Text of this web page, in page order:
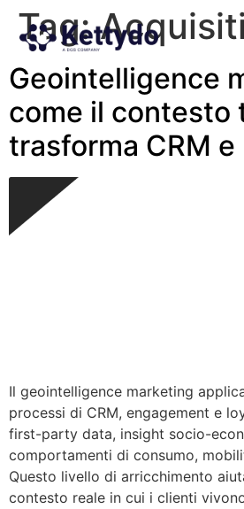
Tag:
Geointelligence
come il contesto
trasforma CRM
Il geointelligence marketing
processi di CRM, engagement e
first-party data, insight socio-
comportamenti di consumo,
Questo livello di arricchimento
contesto reale in cui i clienti